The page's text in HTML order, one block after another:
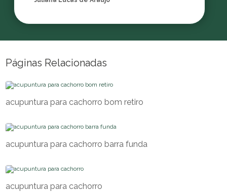
Páginas Relacionadas
acupuntura para cachorro bom retiro
acupuntura para cachorro barra funda
acupuntura para cachorro